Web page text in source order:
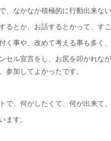
、なかなか積極的に行動出来ない
るとか、お話するとかって、す
く事や、改めて考える事も多く
セル宣言をし、お尻を叩かれな
参加してよかったです。
で、何がしたくて、何が出来て
ます。